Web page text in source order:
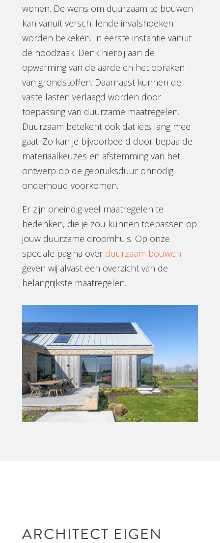
wonen. De wens om duurzaam te bouwen
kan vanuit verschillende invalshoeken
worden bekeken. In eerste instantie vanuit
de noodzaak. Denk hierbij aan de
opwarming van de aarde en het opraken
van grondstoffen. Daarnaast kunnen de
vaste lasten verlaagd worden door
toepassing van duurzame maatregelen.
Duurzaam betekent ook dat iets lang mee
gaat. Zo kan je bijvoorbeeld door bepaalde
materiaalkeuzes en afstemming van het
ontwerp op de gebruiksduur onnodig
onderhoud voorkomen.
Er zijn oneindig veel maatregelen te
bedenken, die je zou kunnen toepassen op
jouw duurzame droomhuis. Op onze
speciale pagina over duurzaam bouwen
geven wij alvast een overzicht van de
belangrijkste maatregelen.
ARCHITECT EIGEN